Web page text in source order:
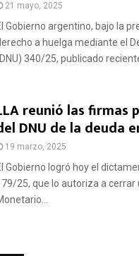
21 mayo, 2025
Gobierno argentino, bajo la
a huelga mediante el
340/25, publicado
reunió las firmas
DNU de la deuda
19 marzo, 2025
Gobierno logró hoy el
25, que lo autoriza a cerrar